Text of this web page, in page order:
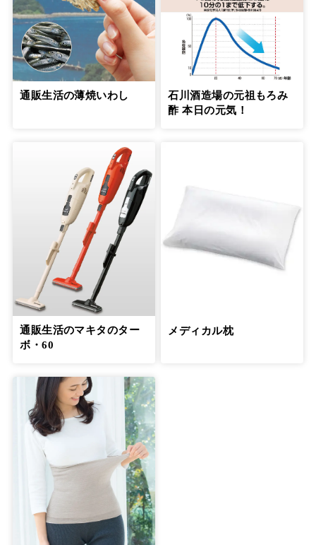
通販生活の薄焼いわし
石川酒造場の元祖もろみ
酢 本日の元気！
通販生活のマキタのター
ボ・60
メディカル枕